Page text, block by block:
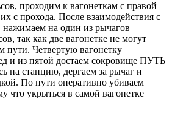
проходим к вагонеткам с правой
с прохода. После взаимодействия с
нажимаем на один из рычагов
так как две вагонетке не могут
пути. Четвертую вагонетку
и из пятой достаем сокровище ПУТЬ
станцию, дергаем за рычаг и
По пути оперативно убиваем
что укрыться в самой вагонетке